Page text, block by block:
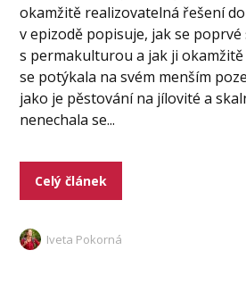
okamžitě realizovatelná řešení
v epizodě popisuje, jak se poprvé
s permakulturou a jak ji
se potýkala na svém menším
jako je pěstování na jílovité a
nenechala se...
Celý článek
Iveta Pokorná